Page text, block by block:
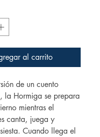
al carrito
de un cuento
la Hormiga se prepara
mientras el
canta, juega y
Cuando llega el